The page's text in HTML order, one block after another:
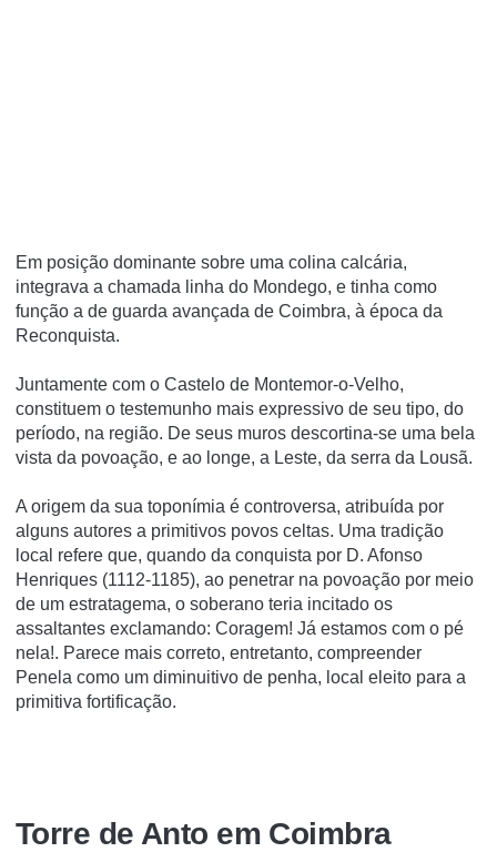
Em posição dominante sobre uma colina calcária,
integrava a chamada linha do Mondego, e tinha como
função a de guarda avançada de Coimbra, à época da
Reconquista.
Juntamente com o Castelo de Montemor-o-Velho,
constituem o testemunho mais expressivo de seu tipo, do
perí­odo, na região. De seus muros descortina-se uma bela
vista da povoação, e ao longe, a Leste, da serra da Lousã.
A origem da sua toponí­mia é controversa, atribuí­da por
alguns autores a primitivos povos celtas. Uma tradição
local refere que, quando da conquista por D. Afonso
Henriques (1112-1185), ao penetrar na povoação por meio
de um estratagema, o soberano teria incitado os
assaltantes exclamando: Coragem! Já estamos com o pé
nela!. Parece mais correto, entretanto, compreender
Penela como um diminuitivo de penha, local eleito para a
primitiva fortificação.
Torre de Anto em Coimbra